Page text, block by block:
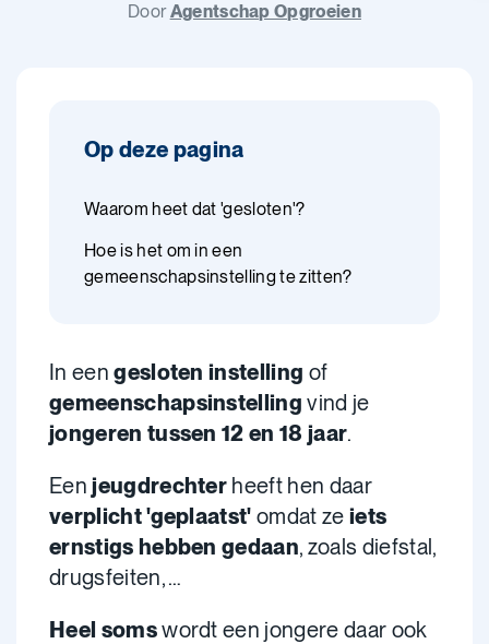
DoorAgentschap Opgroeien
Op deze pagina
Waarom heet dat 'gesloten'?
Hoe is het om in een
gemeenschapsinstelling te zitten?
In eengesloten instelling of
gemeenschapsinstelling vind je
jongeren tussen 12 en 18 jaar.
Eenjeugdrechter heeft hen daar
verplicht 'geplaatst'omdat ze iets
ernstigs hebben gedaan, zoals diefstal,
drugsfeiten, …
Heel somswordt een jongere daar ook